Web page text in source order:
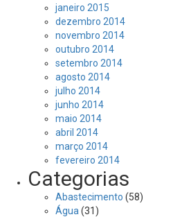
janeiro 2015
dezembro 2014
novembro 2014
outubro 2014
setembro 2014
agosto 2014
julho 2014
junho 2014
maio 2014
abril 2014
março 2014
fevereiro 2014
Categorias
Abastecimento (58)
Água (31)